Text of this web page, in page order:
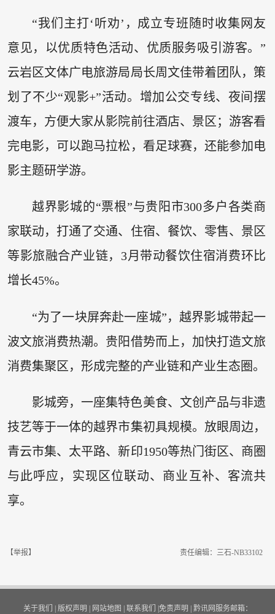
“我们主打‘听劝’，成立专班随时收集网友
意见，以优质特色活动、优质服务吸引游客。”
云岩区文体广电旅游局局长周文佳带着团队，策
划了不少“观影+”活动。增加公交专线、夜间摆
渡车，方便大家从影院前往酒店、景区；游客看
完电影，可以跑马拉松，看足球赛，还能参加电
影主题研学游。
越界影城的“票根”与贵阳市300多户各类商
家联动，打通了交通、住宿、餐饮、零售、景区
等影旅融合产业链，3月带动餐饮住宿消费环比
增长45%。
“为了一块屏奔赴一座城”，越界影城带起一
波文旅消费热潮。贵阳借势而上，加快打造文旅
消费集聚区，形成完整的产业链和产业生态圈。
影城旁，一座集特色美食、文创产品与非遗
技艺等于一体的越界市集初具规模。放眼周边，
青云市集、太平路、新印1950等热门街区、商圈
与此呼应，实现区位联动、商业互补、客流共
享。
【举报】 责任编辑：三石-NB33102
关于我们 版权声明 网站地图 联系我们 免责声明 黔讯网服务邮箱：